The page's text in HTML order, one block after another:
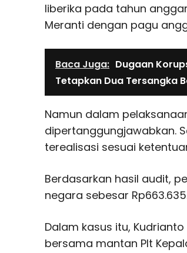
liberika pada tahun
Meranti dengan pagu
Baca Juga: Dugaan
Tetapkan Dua Tersangka
Namun dalam
dipertanggungjawabkan.
terealisasi sesuai
Berdasarkan hasil audit,
negara sebesar
Dalam kasus itu,
bersama mantan Plt